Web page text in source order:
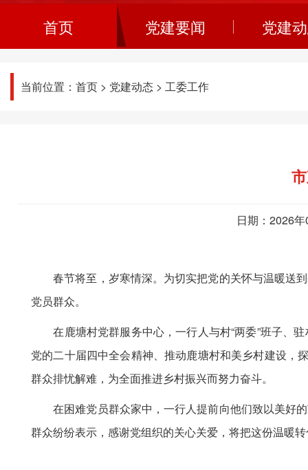
首页 党建要闻 党建
当前位置： 首页 > 党建动态 > 工委工作
日期：2026
春节将至，岁寒情深。为切实把党的关怀与温暖送到
党员群众。
在鹿塘村党群服务中心，一行人与村“两委”班子、驻
党的二十届四中全会精神、推动鹿塘村和美乡村建设，
群众排忧解难，为全面推进乡村振兴而努力奋斗。
在困难党员群众家中，一行人提前向他们致以美好的
群众纷纷表示，感谢党组织的关心关爱，将把这份温暖